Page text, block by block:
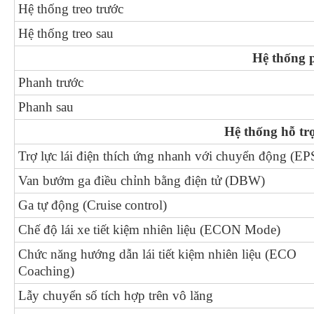
Hệ thống treo trước
Hệ thống treo sau
Hệ thống
Phanh trước
Phanh sau
Hệ thống hỗ
Trợ lực lái điện thích ứng nhanh với chuyển động
Van bướm ga điều chỉnh bằng điện tử (DBW)
Ga tự động (Cruise control)
Chế độ lái xe tiết kiệm nhiên liệu (ECON Mode)
Chức năng hướng dẫn lái tiết kiệm nhiên liệu (ECO
Coaching)
Lẫy chuyển số tích hợp trên vô lăng